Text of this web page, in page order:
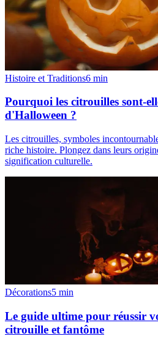
Histoire et Traditions6 min
Pourquoi les citrouilles sont-
d'Halloween ?
Les citrouilles, symboles
riche histoire. Plongez dans leurs
signification culturelle.
Décorations5 min
Le guide ultime pour réussir
citrouille et fantôme